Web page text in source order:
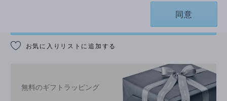
お気に入りリストに追加する
無料のギフトラッピング
同意